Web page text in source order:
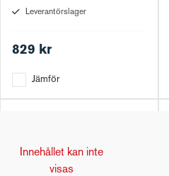
Leverantörslager
829 kr
Jämför
Innehållet kan inte
visas